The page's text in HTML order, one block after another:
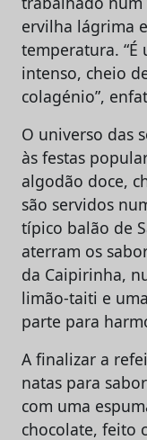
ervilha lágrima
temperatura.
intenso, cheio
colagénio”,
O universo das
às festas
algodão doce,
são servidos
típico balão de
aterram os
da Caipirinha,
limão-taiti e
parte para
A finalizar a
natas para
com uma
chocolate, feito